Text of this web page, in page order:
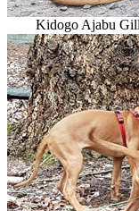
Kidogo Ajabu